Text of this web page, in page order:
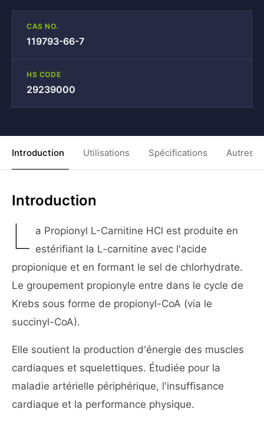
CAS NO.
119793-66-7
HS CODE
29239000
Introduction Utilisations Spécifications Autres
Introduction
L a Propionyl L-Carnitine HCl est produite en
estérifiant la L-carnitine avec l'acide
propionique et en formant le sel de chlorhydrate.
Le groupement propionyle entre dans le cycle de
Krebs sous forme de propionyl-CoA (via le
succinyl-CoA).
Elle soutient la production d'énergie des muscles
cardiaques et squelettiques. Étudiée pour la
maladie artérielle périphérique, l'insuffisance
cardiaque et la performance physique.